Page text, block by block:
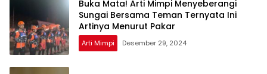
Buka Mata! Arti Mimpi Menyeberangi
Sungai Bersama Teman Ternyata Ini
Artinya Menurut Pakar
Arti Mimpi Desember 29, 2024